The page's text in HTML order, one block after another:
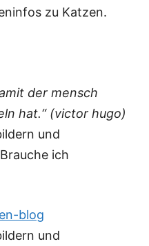
zu Katzen.
der mensch
hat.“ (victor hugo)
und
ich
blog
und